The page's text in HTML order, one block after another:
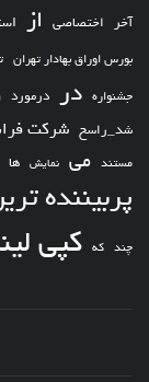
آخر اختصاصی از
بورس اوراق بهادار تهران
جشنواره در درمورد
شد_راسخ شرکت
مستند می نمایش ها
پربیننده
چند که کپی